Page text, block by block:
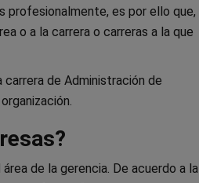
profesionalmente, es por ello que,
o a la carrera o carreras a la que
de Administración de
de la gerencia. De acuerdo a la